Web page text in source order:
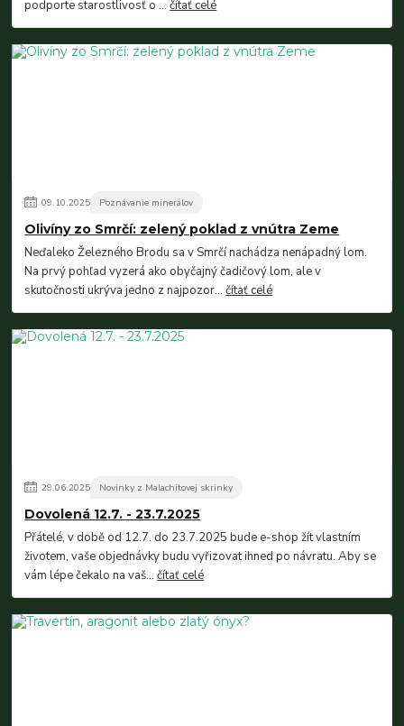
podporte starostlivosť o ...čítať celé
09.10.2025 Poznávanie minerálov
Olivíny zo Smrčí: zelený poklad z vnútra Zeme
Neďaleko Železného Brodu sa v Smrčí nachádza nenápadný lom.
Na prvý pohľad vyzerá ako obyčajný čadičový lom, ale v
skutočnosti ukrýva jedno z najpozor...čítať celé
29.06.2025 Novinky z Malachitovej skrinky
Dovolená 12.7. - 23.7.2025
Přátelé, v době od 12.7. do 23.7.2025 bude e-shop žít vlastním
životem, vaše objednávky budu vyřizovat ihned po návratu. Aby se
vám lépe čekalo na vaš...čítať celé